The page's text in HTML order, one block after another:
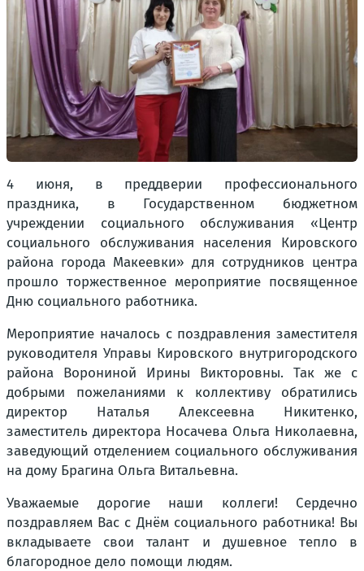
4 июня, в преддверии профессионального
праздника, в Государственном бюджетном
учреждении социального обслуживания «Центр
социального обслуживания населения Кировского
района города Макеевки» для сотрудников центра
прошло торжественное мероприятие посвященное
Дню социального работника.
Мероприятие началось с поздравления заместителя
руководителя Управы Кировского внутригородского
района Ворониной Ирины Викторовны. Так же с
добрыми пожеланиями к коллективу обратились
директор Наталья Алексеевна Никитенко,
заместитель директора Носачева Ольга Николаевна,
заведующий отделением социального обслуживания
на дому Брагина Ольга Витальевна.
Уважаемые дорогие наши коллеги! Сердечно
поздравляем Вас с Днём социального работника! Вы
вкладываете свои талант и душевное тепло в
благородное дело помощи людям.